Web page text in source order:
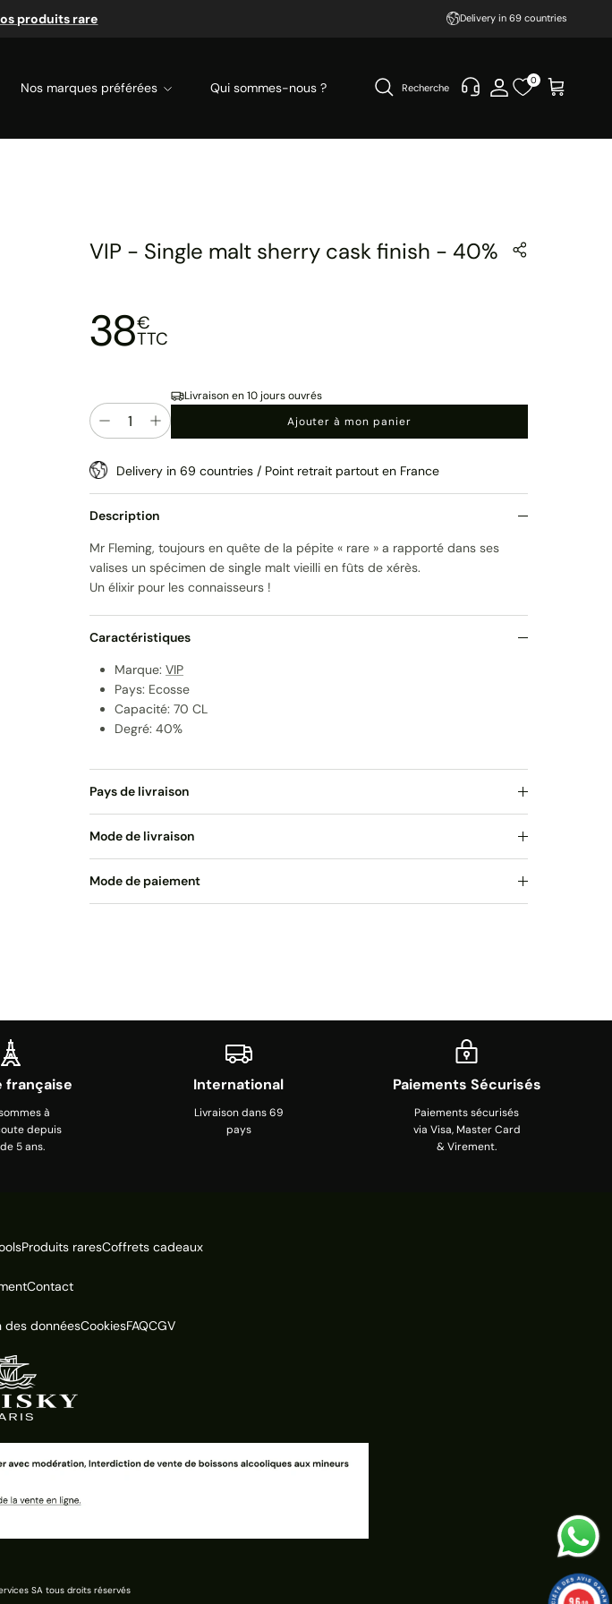
produits rare Delivery in 69 countries
Nos marques préférées Qui sommes-nous ? Recherche
0
VIP - Single malt sherry cask finish - 40%
38€
TTC
Quantité
Livraison en 10 jours ouvrés
Ajouter à mon panier
Delivery in 69 countries / Point retrait partout en France
Description
Mr Fleming, toujours en quête de la pépite « rare » a rapporté dans ses
valises un spécimen de single malt vieilli en fûts de xérès.
Un élixir pour les connaisseurs !
Caractéristiques
Marque: VIP
Pays: Ecosse
Capacité: 70 CL
Degré: 40%
Pays de livraison
Mode de livraison
Mode de paiement
française
à
depuis
5 ans.
International
Livraison dans 69
pays
Paiements Sécurisés
Paiements sécurisés
via Visa, Master Card
& Virement.
Produits raresCoffrets cadeaux
Contact
des donnéesCookiesFAQCGV
SA tous droits réservés
9.6